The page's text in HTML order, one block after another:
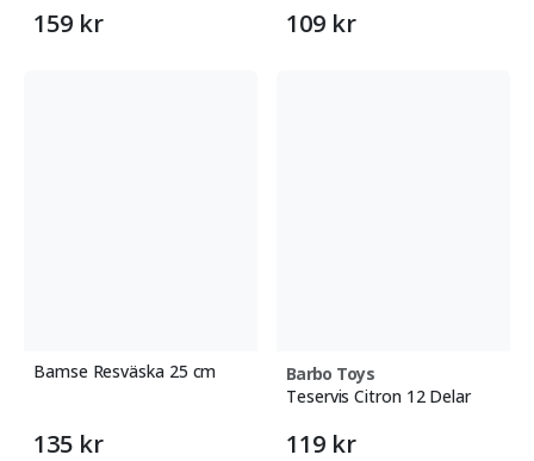
159 kr 109 kr
Bamse Resväska 25 cm
135 kr
Barbo Toys
Teservis Citron 12 Delar
119 kr